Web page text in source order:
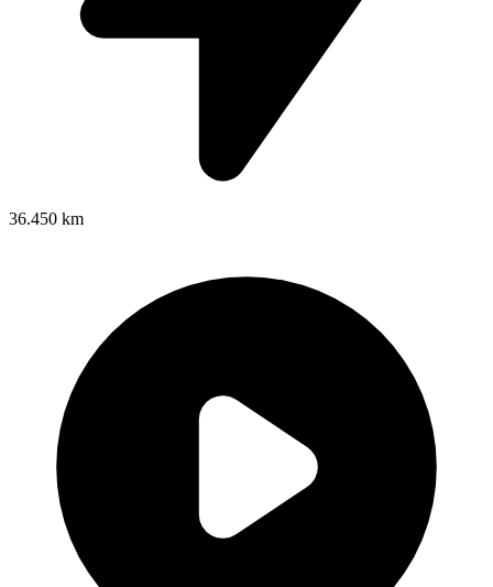
36.450 km